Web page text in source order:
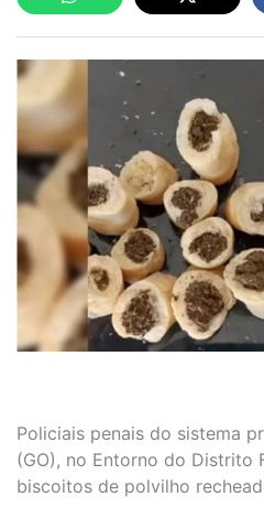
Policiais penais do sistema
(GO), no Entorno do Distrito
biscoitos de polvilho